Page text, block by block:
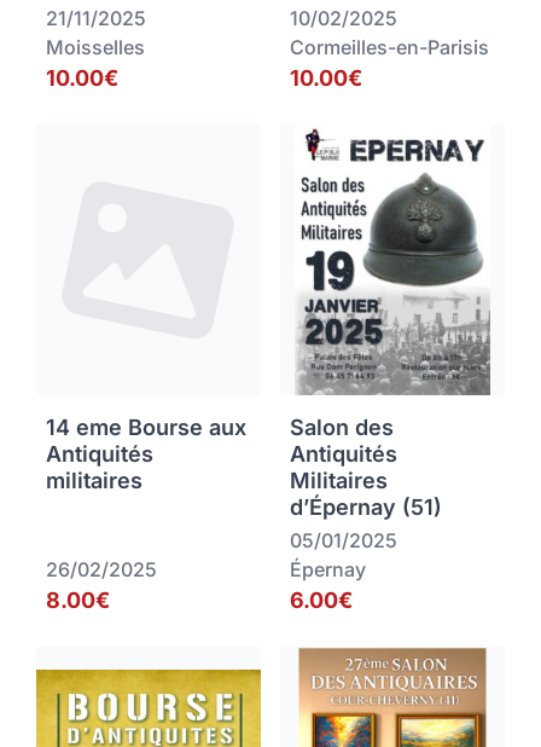
21/11/2025
Moisselles
10.00€
10/02/2025
Cormeilles-en-Parisis
10.00€
14 eme Bourse aux
Antiquités
militaires
26/02/2025
8.00€
Salon des
Antiquités
Militaires
d’Épernay (51)
05/01/2025
Épernay
6.00€